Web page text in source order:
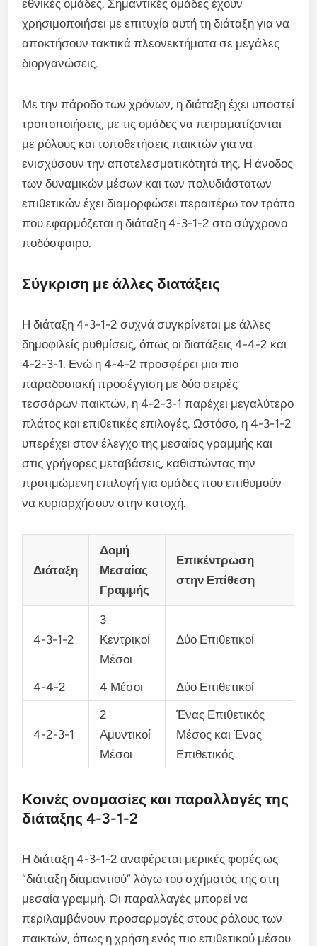
εθνικές ομάδες. Σημαντικές ομάδες έχουν
χρησιμοποιήσει με επιτυχία αυτή τη διάταξη για να
αποκτήσουν τακτικά πλεονεκτήματα σε μεγάλες
διοργανώσεις.
Με την πάροδο των χρόνων, η διάταξη έχει υποστεί
τροποποιήσεις, με τις ομάδες να πειραματίζονται
με ρόλους και τοποθετήσεις παικτών για να
ενισχύσουν την αποτελεσματικότητά της. Η άνοδος
των δυναμικών μέσων και των πολυδιάστατων
επιθετικών έχει διαμορφώσει περαιτέρω τον τρόπο
που εφαρμόζεται η διάταξη 4-3-1-2 στο σύγχρονο
ποδόσφαιρο.
Σύγκριση με άλλες διατάξεις
Η διάταξη 4-3-1-2 συχνά συγκρίνεται με άλλες
δημοφιλείς ρυθμίσεις, όπως οι διατάξεις 4-4-2 και
4-2-3-1. Ενώ η 4-4-2 προσφέρει μια πιο
παραδοσιακή προσέγγιση με δύο σειρές
τεσσάρων παικτών, η 4-2-3-1 παρέχει μεγαλύτερο
πλάτος και επιθετικές επιλογές. Ωστόσο, η 4-3-1-2
υπερέχει στον έλεγχο της μεσαίας γραμμής και
στις γρήγορες μεταβάσεις, καθιστώντας την
προτιμώμενη επιλογή για ομάδες που επιθυμούν
να κυριαρχήσουν στην κατοχή.
Διάταξη
Δομή
Μεσαίας
Γραμμής
Επικέντρωση
στην Επίθεση
4-3-1-2
3
Κεντρικοί
Μέσοι
Δύο Επιθετικοί
4-4-2 4 Μέσοι Δύο Επιθετικοί
4-2-3-1
2
Αμυντικοί
Μέσοι
Ένας Επιθετικός
Μέσος και Ένας
Επιθετικός
Κοινές ονομασίες και παραλλαγές της
διάταξης 4-3-1-2
Η διάταξη 4-3-1-2 αναφέρεται μερικές φορές ως
“διάταξη διαμαντιού” λόγω του σχήματός της στη
μεσαία γραμμή. Οι παραλλαγές μπορεί να
περιλαμβάνουν προσαρμογές στους ρόλους των
παικτών, όπως η χρήση ενός πιο επιθετικού μέσου